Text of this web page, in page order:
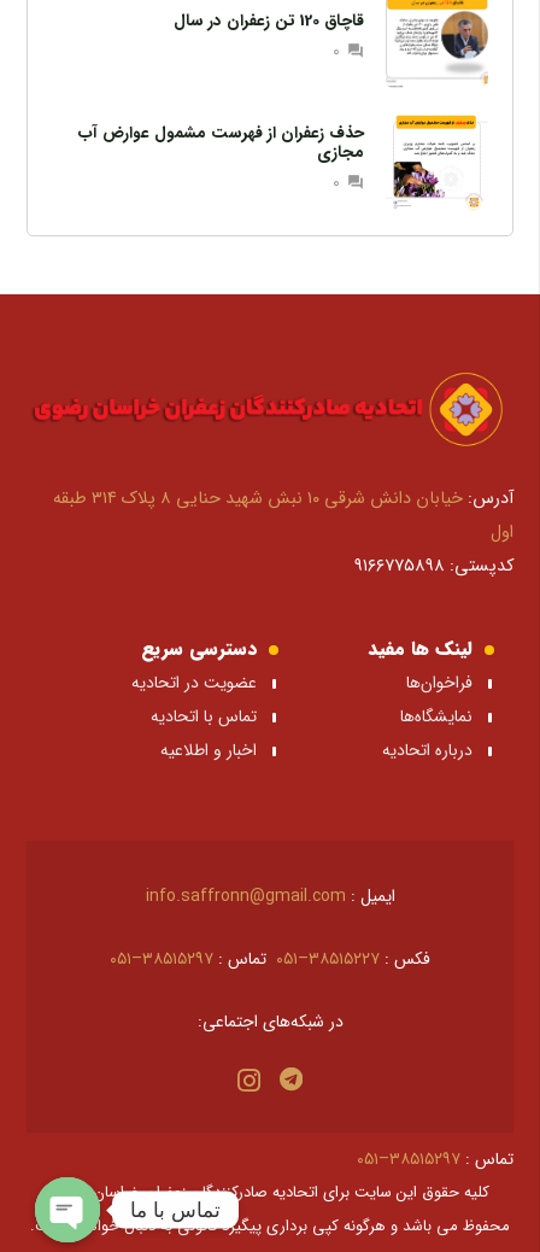
قاچاق 120 تن زعفران در سال
question_answer
0
حذف زعفران از فهرست مشمول عوارض آب
مجازی
question_answer
0
آدرس:
خیابان دانش شرقی ۱۰ نبش شهید حنایی ۸ پلاک ۳۱۴ طبقه
اول
کدپستی: ۹۱۶۶۷۷۵۸۹۸
لینک ها مفید
فراخوان‌ها
نمایشگاه‌ها
درباره اتحادیه
دسترسی سریع
عضویت در اتحادیه
تماس با اتحادیه
اخبار و اطلاعیه
ایمیل : info.saffronn@gmail.com
فکس : ۳۸۵۱۵۲۲۷–۰۵۱ تماس : ۳۸۵۱۵۲۹۷–۰۵۱
در شبکه‌های اجتماعی:
تماس :۳۸۵۱۵۲۹۷–۰۵۱
کليه حقوق اين سايت برای اتحادیه صادرکنندگان زعفران خراسان رضوی
محفوظ می باشد و هرگونه کپی برداری پیگیرد قانونی به دنبال خواهد داشت.
تماس با ما